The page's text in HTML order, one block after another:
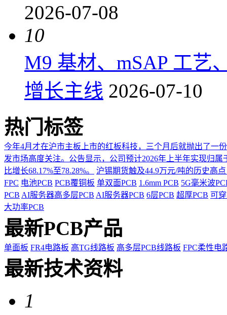
2026-07-08
10
M9 基材、mSAP 工艺
增长主线 2026-07-10
热门标签
今年4月才在沪市主板上市的红板科技，三个月后就抛出了一
发市场高度关注。公告显示，公司预计2026年上半年实现归
比增长68.17%至78.28%。
沪锡期货触及44.9万元/吨的历史高
FPC 电池PCB PCB覆铜板 单双面PCB 1.6mm PCB 5G毫米波
PCB AI服务器高多层PCB AI服务器PCB 6层PCB 超厚PCB 可
大功率PCB
最新PCB产品
单面板 FR4电路板 高TG线路板 高多层PCB线路板 FPC柔性电
最新技术资料
1